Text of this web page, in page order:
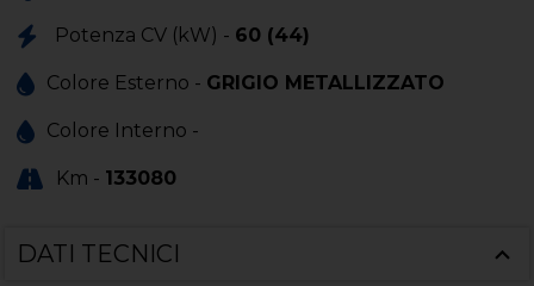
Potenza CV (kW) - 60 (44)
Colore Esterno - GRIGIO METALLIZZATO
Colore Interno -
Km - 133080
DATI TECNICI